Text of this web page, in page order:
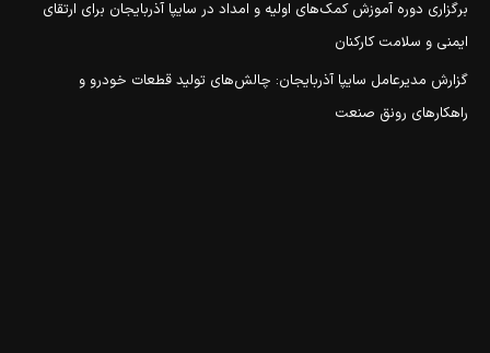
برگزاری دوره آموزش کمک‌های اولیه و امداد در سایپا آذربایجان برای ارتقای
ایمنی و سلامت کارکنان
گزارش مدیرعامل سایپا آذربایجان: چالش‌های تولید قطعات خودرو و
راهکارهای رونق صنعت